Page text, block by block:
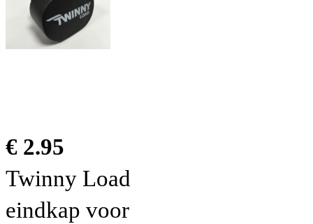
€ 2.95
Twinny Load
eindkap voor